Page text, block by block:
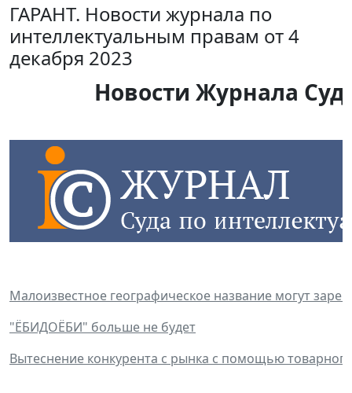
ГАРАНТ. Новости журнала по
интеллектуальным правам от 4
декабря 2023
Новости Журнала
Малоизвестное географическое название могут
"ЁБИДОЁБИ" больше не будет
Вытеснение конкурента с рынка с помощью